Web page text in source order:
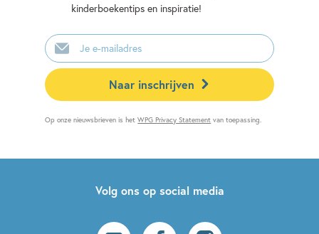
kinderboekentips en inspiratie!
E-
mailadres
Naar inschrijven
Op onze nieuwsbrieven is hetWPG Privacy Statement van toepassing.
Volg ons op social media